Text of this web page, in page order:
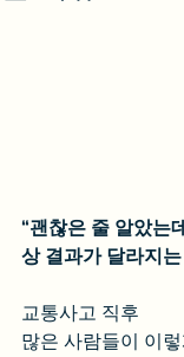
“괜찮은 줄 알았는
상 결과가 달라지
교통사고 직후
많은 사람들이 이